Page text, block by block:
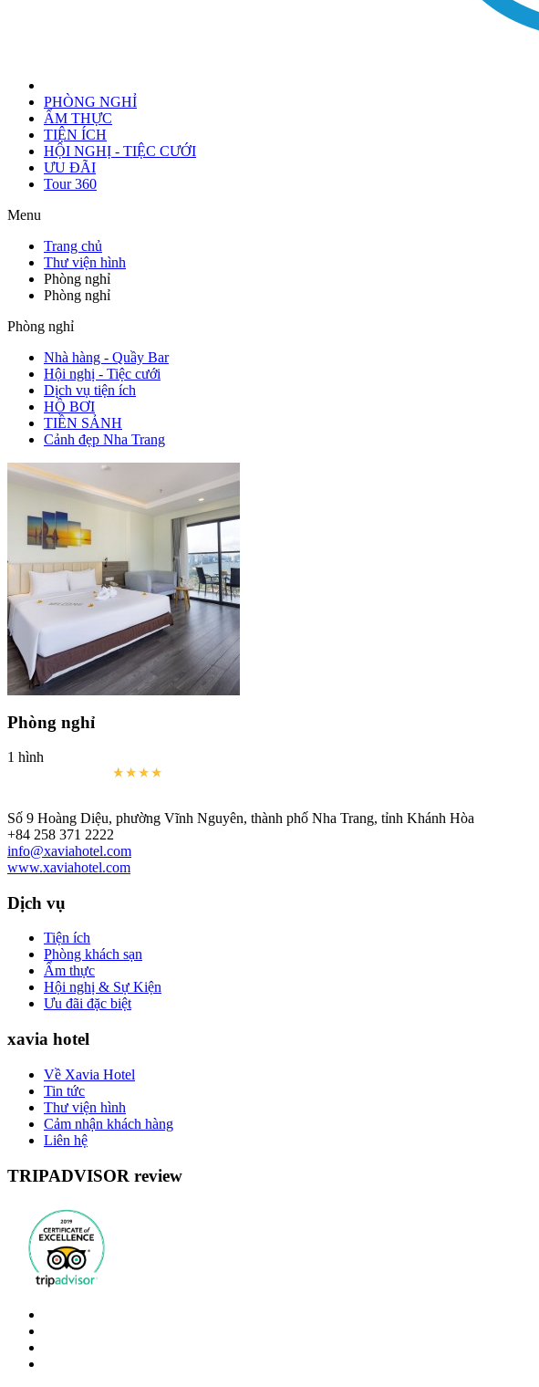
PHÒNG NGHỈ
ẨM THỰC
TIỆN ÍCH
HỘI NGHỊ - TIỆC CƯỚI
ƯU ĐÃI
Tour 360
Menu
Trang chủ
Thư viện hình
Phòng nghỉ
Phòng nghỉ
Phòng nghỉ
Nhà hàng - Quầy Bar
Hội nghị - Tiệc cưới
Dịch vụ tiện ích
HỒ BƠI
TIỀN SẢNH
Cảnh đẹp Nha Trang
Phòng nghỉ
1 hình
Số 9 Hoàng Diệu, phường Vĩnh Nguyên, thành phố Nha Trang, tỉnh Khánh Hòa
+84 258 371 2222
info@xaviahotel.com
www.xaviahotel.com
Dịch vụ
Tiện ích
Phòng khách sạn
Ẩm thực
Hội nghị & Sự Kiện
Ưu đãi đặc biệt
xavia hotel
Về Xavia Hotel
Tin tức
Thư viện hình
Cảm nhận khách hàng
Liên hệ
TRIPADVISOR review